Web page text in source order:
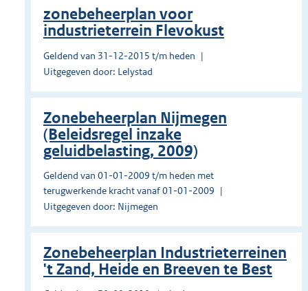
zonebeheerplan voor
industrieterrein Flevokust
Geldend van 31-12-2015 t/m heden
Uitgegeven door: Lelystad
Zonebeheerplan Nijmegen
(Beleidsregel inzake
geluidbelasting, 2009)
Geldend van 01-01-2009 t/m heden met
terugwerkende kracht vanaf 01-01-2009
Uitgegeven door: Nijmegen
Zonebeheerplan Industrieterreinen
't Zand, Heide en Breeven te Best